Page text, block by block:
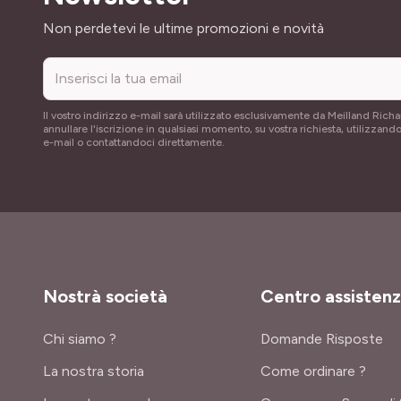
Indirizzo email
Non perdetevi le ultime promozioni e novità
Il vostro indirizzo e-mail sarà utilizzato esclusivamente da Meilland
annullare l'iscrizione in qualsiasi momento, su vostra richiesta,
e-mail o contattandoci direttamente.
Nostrà società
Chi siamo ?
La nostra storia
Centro
Domande Risposte
Come ordinare ?